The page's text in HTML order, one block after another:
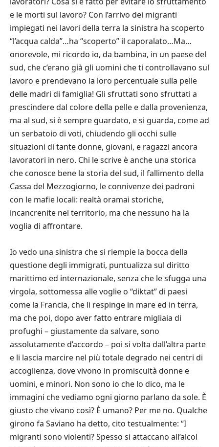
e le morti sul lavoro? Con l’arrivo dei migranti
impiegati nei lavori della terra la sinistra ha scoperto
“l’acqua calda”…ha “scoperto” il caporalato…Ma…
onorevole, mi ricordo io, da bambina, in un paese del
sud, che c’erano già gli uomini che ti controllavano sul
lavoro e prendevano la loro percentuale sulla pelle
delle madri di famiglia! Gli sfruttati sono sfruttati a
prescindere dal colore della pelle e dalla provenienza,
ma al sud, si è sempre guardato, e si guarda, come ad
un serbatoio di voti, chiudendo gli occhi sulle
situazioni di tante donne, giovani, e ragazzi ancora
lavoratori in nero. Chi le scrive è anche una storica
che conosce bene la storia del sud, il fallimento della
Cassa del Mezzogiorno, le connivenze dei padroni
con le mafie locali: realtà oramai storiche,
incancrenite nel territorio, ma che nessuno ha la
voglia di affrontare.
Io vedo una sinistra che si riempie la bocca della
questione degli immigrati, puntualizza sul diritto
marittimo ed internazionale, senza che le sfugga una
virgola, sottomessa alle voglie o “diktat” di paesi
come la Francia, che li respinge in mare ed in terra,
ma che poi, dopo aver fatto entrare migliaia di
profughi – giustamente da salvare, sono
assolutamente d’accordo – poi si volta dall’altra parte
e li lascia marcire nel più totale degrado nei centri di
accoglienza, dove vivono in promiscuità donne e
uomini, e minori. Non sono io che lo dico, ma le
immagini che vediamo ogni giorno parlano da sole. È
giusto che vivano così? È umano? Per me no. Qualche
girono fa Saviano ha detto, cito testualmente: “I
migranti sono violenti? Spesso si attaccano all’alcol